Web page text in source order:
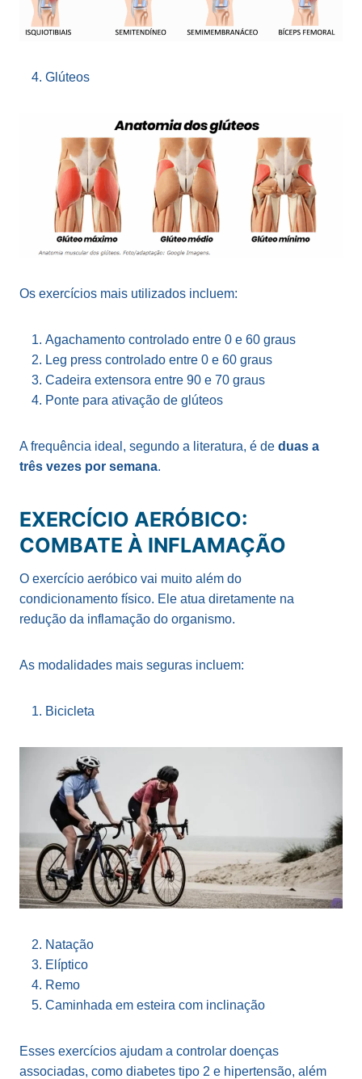
Glúteos
Os exercícios mais utilizados incluem:
Agachamento controlado entre 0 e 60 graus
Leg press controlado entre 0 e 60 graus
Cadeira extensora entre 90 e 70 graus
Ponte para ativação de glúteos
A frequência ideal, segundo a literatura, é de duas a
três vezes por semana.
EXERCÍCIO AERÓBICO:
COMBATE À INFLAMAÇÃO
O exercício aeróbico vai muito além do
condicionamento físico. Ele atua diretamente na
redução da inflamação do organismo.
As modalidades mais seguras incluem:
Bicicleta
Natação
Elíptico
Remo
Caminhada em esteira com inclinação
Esses exercícios ajudam a controlar doenças
associadas, como diabetes tipo 2 e hipertensão, além